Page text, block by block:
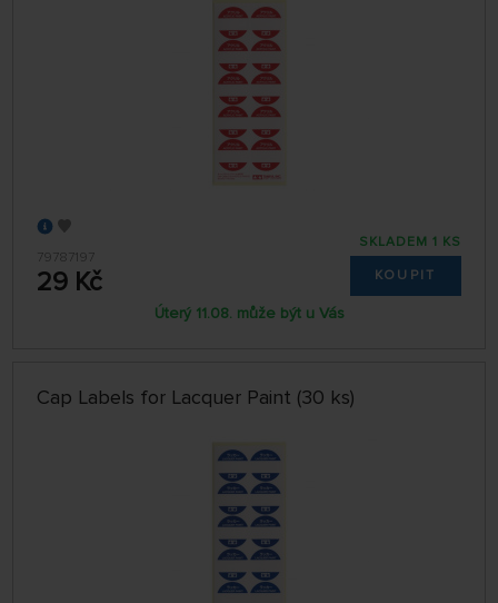
79787197
29 Kč
SKLADEM 1 KS
KOUPIT
Úterý 11.08. může být u Vás
Cap Labels for Lacquer Paint (30 ks)